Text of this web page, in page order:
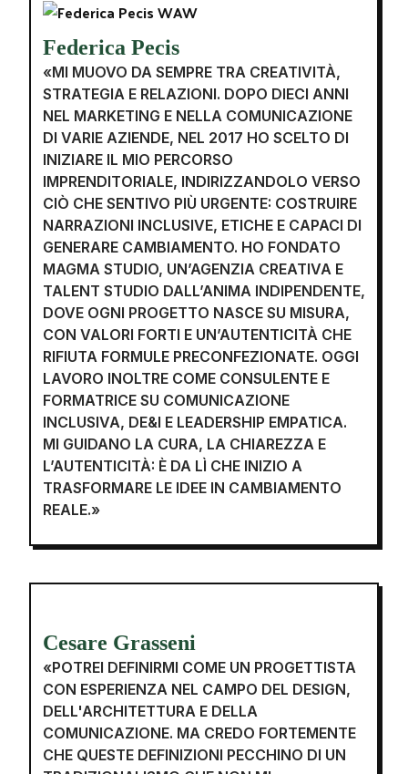
Federica Pecis
«MI MUOVO DA SEMPRE TRA CREATIVITÀ,
STRATEGIA E RELAZIONI. DOPO DIECI ANNI
NEL MARKETING E NELLA COMUNICAZIONE
DI VARIE AZIENDE, NEL 2017 HO SCELTO DI
INIZIARE IL MIO PERCORSO
IMPRENDITORIALE, INDIRIZZANDOLO VERSO
CIÒ CHE SENTIVO PIÙ URGENTE: COSTRUIRE
NARRAZIONI INCLUSIVE, ETICHE E CAPACI DI
GENERARE CAMBIAMENTO. HO FONDATO
MAGMA STUDIO, UN’AGENZIA CREATIVA E
TALENT STUDIO DALL’ANIMA INDIPENDENTE,
DOVE OGNI PROGETTO NASCE SU MISURA,
CON VALORI FORTI E UN’AUTENTICITÀ CHE
RIFIUTA FORMULE PRECONFEZIONATE. OGGI
LAVORO INOLTRE COME CONSULENTE E
FORMATRICE SU COMUNICAZIONE
INCLUSIVA, DE&I E LEADERSHIP EMPATICA.
MI GUIDANO LA CURA, LA CHIAREZZA E
L’AUTENTICITÀ: È DA LÌ CHE INIZIO A
TRASFORMARE LE IDEE IN CAMBIAMENTO
REALE.»
Cesare Grasseni
«POTREI DEFINIRMI COME UN PROGETTISTA
CON ESPERIENZA NEL CAMPO DEL DESIGN,
DELL'ARCHITETTURA E DELLA
COMUNICAZIONE. MA CREDO FORTEMENTE
CHE QUESTE DEFINIZIONI PECCHINO DI UN